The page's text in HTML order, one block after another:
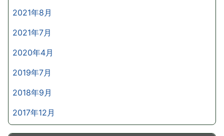
2021年8月
2021年7月
2020年4月
2019年7月
2018年9月
2017年12月